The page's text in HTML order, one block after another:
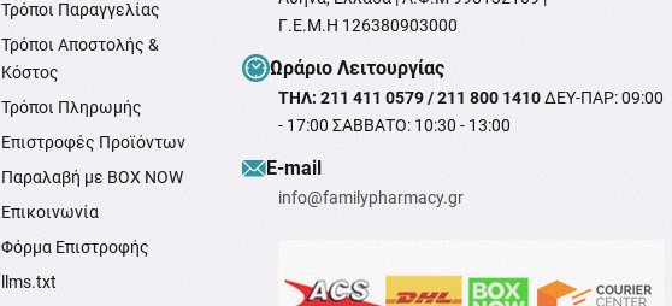
Τρόποι Παραγγελίας
Τρόποι Αποστολής &
Κόστος
Τρόποι Πληρωμής
Επιστροφές Προϊόντων
Παραλαβή με BOX NOW
Επικοινωνία
Φόρμα Επιστροφής
llms.txt
Γ.Ε.Μ.Η 126380903000
Ωράριο Λειτουργίας
ΤΗΛ: 211 411 0579 / 211 800 1410ΔΕΥ-ΠΑΡ: 09:00
- 17:00 ΣΑΒΒΑΤΟ: 10:30 - 13:00
Ε-mail
info@familypharmacy.gr